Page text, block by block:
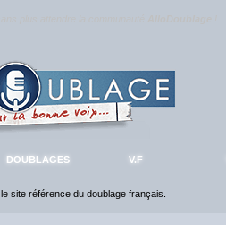
DOUBLAGES V.F
, le site référence du doublage français.